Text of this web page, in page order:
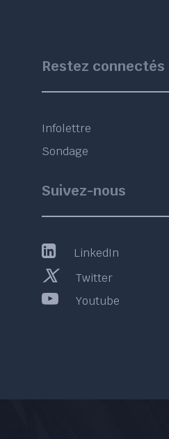
Restez connectés
Infolettre
Sondage
Suivez-nous
LinkedIn
Twitter
Youtube